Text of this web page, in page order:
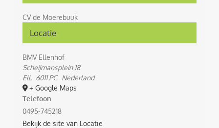
Locatie
BMV Ellenhof
Scheijmansplein 18
Ell, 6011 PC Nederland
+ Google Maps
Telefoon
0495-745218
Bekijk de site van Locatie
CV de Moerebuuk